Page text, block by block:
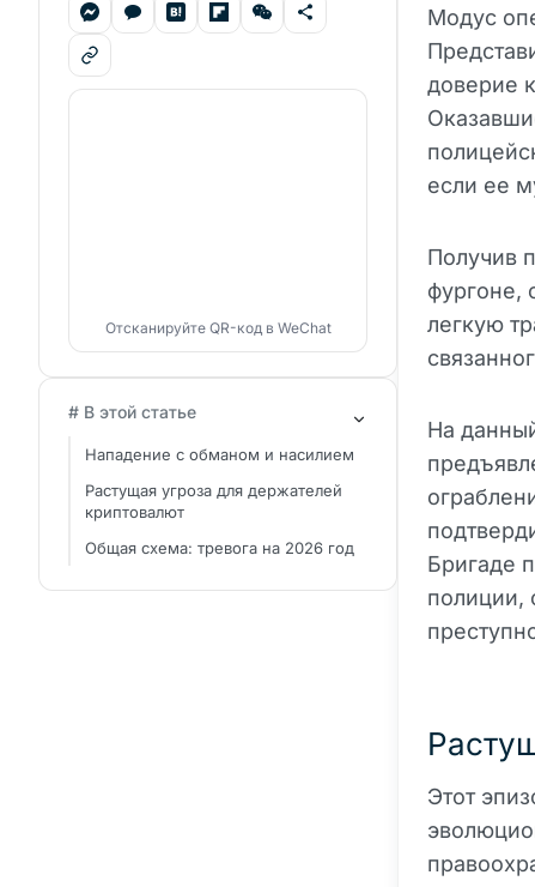
Модус
доверие
если ее
Получив
фургоне,
легкую
На
Бригаде
полиции,
Этот
Отсканируйте QR-код в WeChat
# В этой статье
Нападение с обманом и насилием
Растущая угроза для держателей
криптовалют
Общая схема: тревога на 2026 год